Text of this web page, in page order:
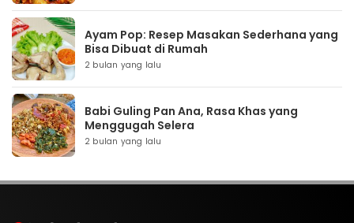
Ayam Pop: Resep Masakan Sederhana yang
Bisa Dibuat di Rumah
2 bulan yang lalu
Babi Guling Pan Ana, Rasa Khas yang
Menggugah Selera
2 bulan yang lalu